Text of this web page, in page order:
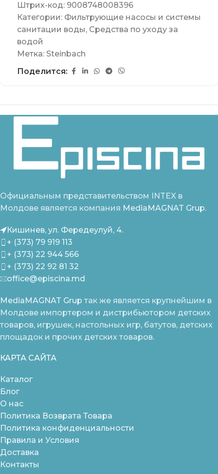
Штрих-код: 9008748008396
Категории: Фильтрующие насосы и системы
санитации воды, Средства по уходу за
водой
Метка: Steinbach
Поделится:
Официальным представительством INTEX в
Молдове является компания MediaMAGNAT Grup.
Кишинев, ул. Фередеулуй, 4.
+ (373) 79 919 113
+ (373) 22 944 566
+ (373) 22 92 81 32
office@episcina.md
MediaMAGNAT Grup так же является крупнейшим в
Молдове импортером и дистрибьютором детских
товаров, игрушек, настольных игр, батутов, детских
площадок и прочих детских товаров.
КАРТА САЙТА
Каталог
Блог
О нас
Политика Возврата Товара
Политика конфиденциальности
Правила и Условия
Доставка
Контакты